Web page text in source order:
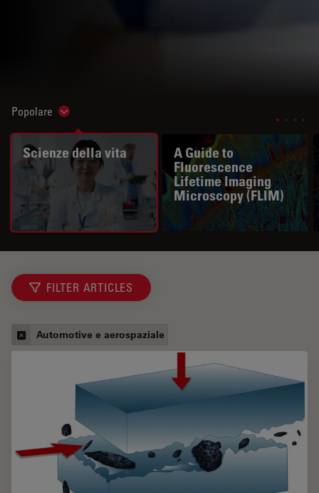
Popolare Show subnavigation
Scienze della vita
A Guide to
Fluorescence
Lifetime Imaging
Microscopy (FLIM)
FILTER ARTICLES
Automotive e aerospaziale